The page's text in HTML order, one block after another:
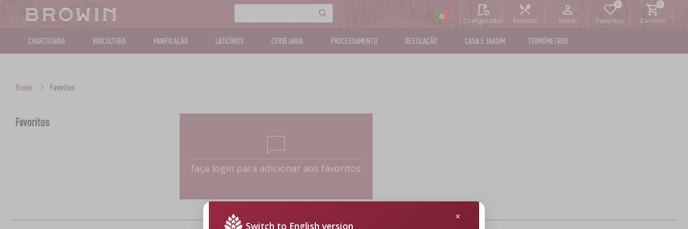
Configurador Receitas Entrar Favoritos Carrinho
CHARCUTARIA VINICULTURA PANIFICAÇÃO LATICÍNIOS CERVEJARIA PROCESSAMENTO DESTILAÇÃO CASA E JARDIM TERMÔMETROS
Browin Favoritos
Favoritos
faça login para adicionar aos favoritos
Switch to English version